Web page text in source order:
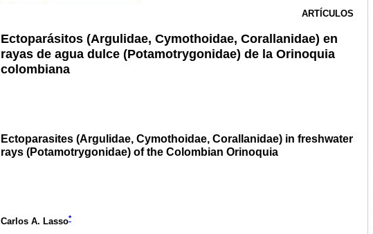
ARTÍCULOS
Ectoparásitos (Argulidae, Cymothoidae, Corallanidae) en
rayas de agua dulce (Potamotrygonidae) de la Orinoquia
colombiana
Ectoparasites (Argulidae, Cymothoidae, Corallanidae) in freshwater
rays (Potamotrygonidae) of the Colombian Orinoquia
Carlos A. Lasso*